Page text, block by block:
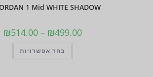
1 Mid WHITE SHADOW
₪499.00
–
₪514.00
בחר אפשרויות